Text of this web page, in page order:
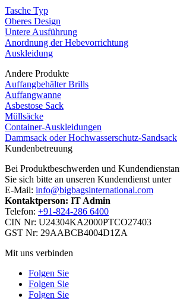
Tasche Typ
Oberes Design
Untere Ausführung
Anordnung der Hebevorrichtung
Auskleidung
Andere Produkte
Auffangbehälter Brills
Auffangwanne
Asbestose Sack
Müllsäcke
Container-Auskleidungen
Dammsack oder Hochwasserschutz-Sandsack
Kundenbetreuung
Bei Produktbeschwerden und
Sie sich bitte an unseren Kundendienst unter
E-Mail: info@bigbagsinternational.com
Kontaktperson: IT Admin
Telefon: +91-824-286 6400
CIN Nr: U24304KA2000PTCO27403
GST Nr: 29AABCB4004D1ZA
Mit uns verbinden
Folgen Sie
Folgen Sie
Folgen Sie